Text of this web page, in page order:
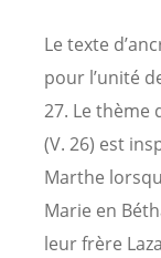
Le texte
pour l’unité
27. Le thème
(V. 26) est
Marthe
Marie en
leur frère